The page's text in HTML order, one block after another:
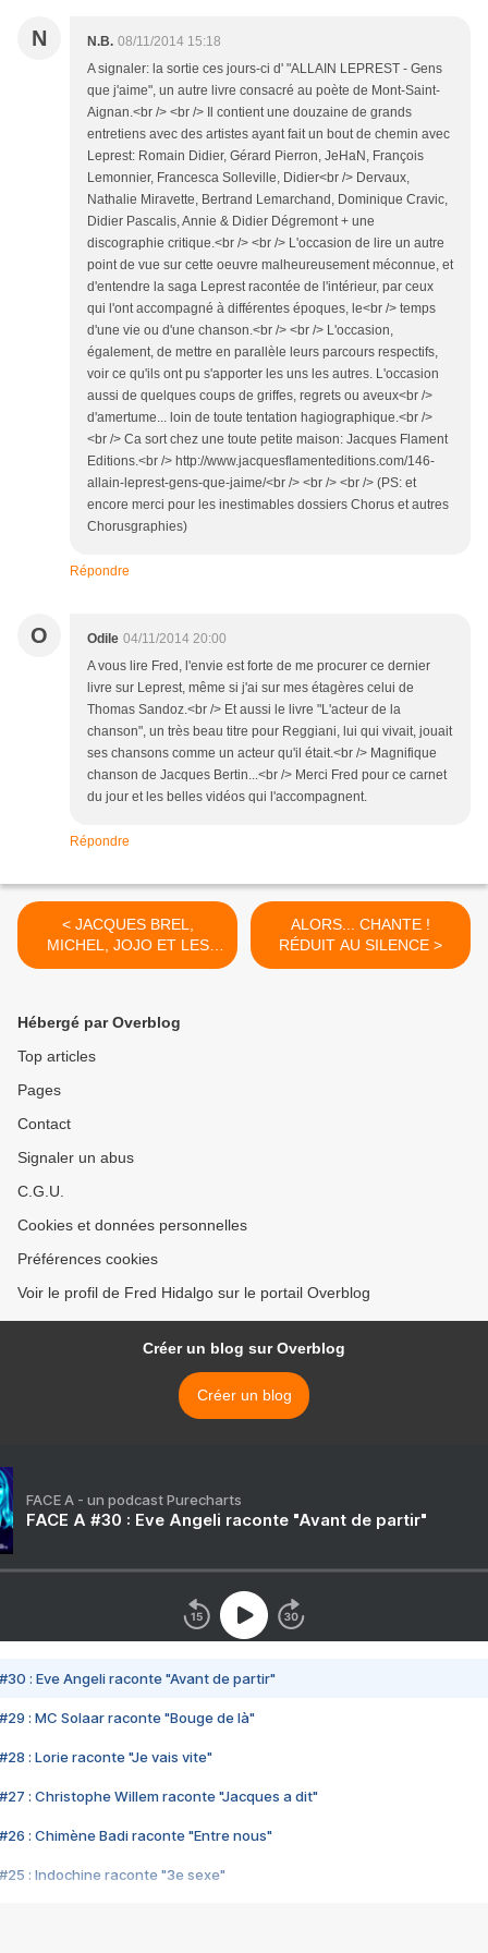
N N.B. 08/11/2014 15:18
A signaler: la sortie ces jours-ci d' "ALLAIN LEPREST - Gens
que j'aime", un autre livre consacré au poète de Mont-Saint-
Aignan.<br /> <br /> Il contient une douzaine de grands
entretiens avec des artistes ayant fait un bout de chemin avec
Leprest: Romain Didier, Gérard Pierron, JeHaN, François
Lemonnier, Francesca Solleville, Didier<br /> Dervaux,
Nathalie Miravette, Bertrand Lemarchand, Dominique Cravic,
Didier Pascalis, Annie & Didier Dégremont + une
discographie critique.<br /> <br /> L'occasion de lire un autre
point de vue sur cette oeuvre malheureusement méconnue, et
d'entendre la saga Leprest racontée de l'intérieur, par ceux
qui l'ont accompagné à différentes époques, le<br /> temps
d'une vie ou d'une chanson.<br /> <br /> L'occasion,
également, de mettre en parallèle leurs parcours respectifs,
voir ce qu'ils ont pu s'apporter les uns les autres. L'occasion
aussi de quelques coups de griffes, regrets ou aveux<br />
d'amertume... loin de toute tentation hagiographique.<br />
<br /> Ca sort chez une toute petite maison: Jacques Flament
Editions.<br /> http://www.jacquesflamenteditions.com/146-
allain-leprest-gens-que-jaime/<br /> <br /> <br /> (PS: et
encore merci pour les inestimables dossiers Chorus et autres
Chorusgraphies)
Répondre
O Odile 04/11/2014 20:00
A vous lire Fred, l'envie est forte de me procurer ce dernier
livre sur Leprest, même si j'ai sur mes étagères celui de
Thomas Sandoz.<br /> Et aussi le livre "L'acteur de la
chanson", un très beau titre pour Reggiani, lui qui vivait, jouait
ses chansons comme un acteur qu'il était.<br /> Magnifique
chanson de Jacques Bertin...<br /> Merci Fred pour ce carnet
du jour et les belles vidéos qui l'accompagnent.
Répondre
< JACQUES BREL,
MICHEL, JOJO ET LES
AUTRES
ALORS... CHANTE !
RÉDUIT AU SILENCE >
Hébergé par Overblog
Top articles
Pages
Contact
Signaler un abus
C.G.U.
Cookies et données personnelles
Préférences cookies
Voir le profil de Fred Hidalgo sur le portail Overblog
Créer un blog sur Overblog
Créer un blog
FACE A - un podcast Purecharts
FACE A #30 : Eve Angeli raconte "Avant de partir"
#30 : Eve Angeli raconte "Avant de partir"
#29 : MC Solaar raconte "Bouge de là"
#28 : Lorie raconte "Je vais vite"
#27 : Christophe Willem raconte "Jacques a dit"
#26 : Chimène Badi raconte "Entre nous"
#25 : Indochine raconte "3e sexe"